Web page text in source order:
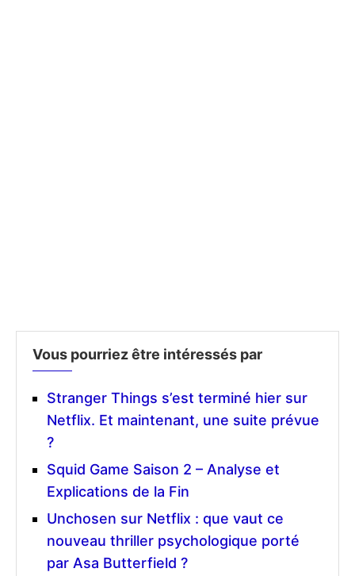
Vous pourriez être intéressés par
Stranger Things s’est terminé hier sur
Netflix. Et maintenant, une suite prévue
?
Squid Game Saison 2 – Analyse et
Explications de la Fin
Unchosen sur Netflix : que vaut ce
nouveau thriller psychologique porté
par Asa Butterfield ?